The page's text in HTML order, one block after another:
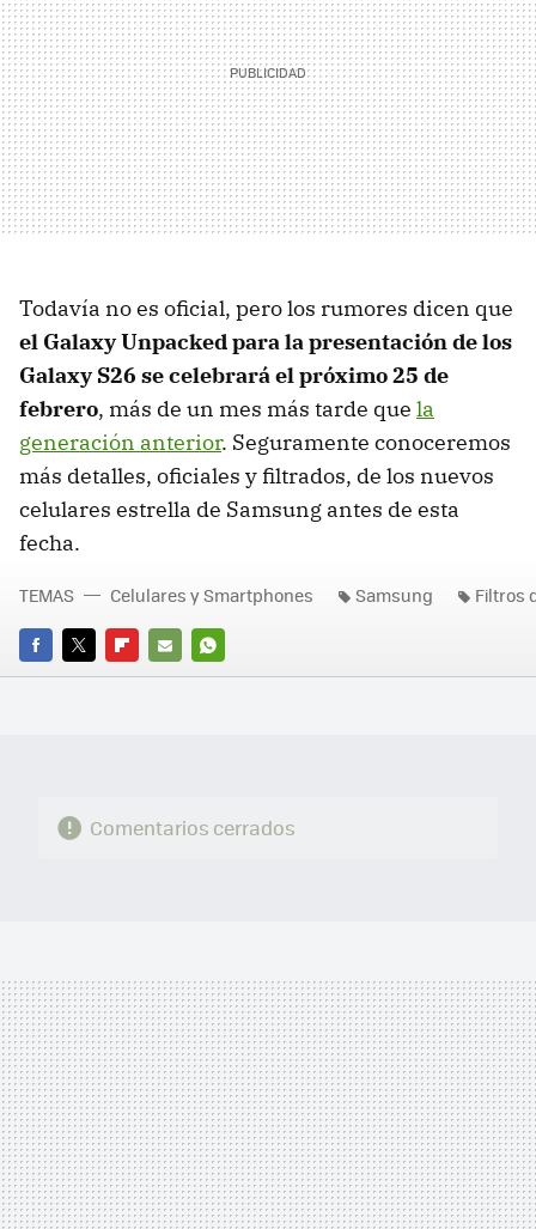
Todavía no es oficial, pero los rumores dicen que
el Galaxy Unpacked para la presentación de los
Galaxy S26 se celebrará el próximo 25 de
febrero, más de un mes más tarde que la
generación anterior. Seguramente conoceremos
más detalles, oficiales y filtrados, de los nuevos
celulares estrella de Samsung antes de esta
fecha.
FACEBOOK
TWITTERFLIPBOARD
E-
WHATSAPP
TEMAS Celulares y Smartphones Samsung Filtros
Comentarios cerrados